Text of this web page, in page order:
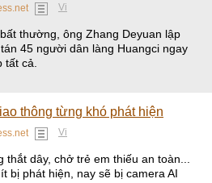
Vi
thường, ông Zhang Deyuan lập
45 người dân làng Huangci ngay
cả.
thông từng khó phát hiện
Vi
thắt dây, chở trẻ em thiếu an toàn...
bị phát hiện, nay sẽ bị camera AI